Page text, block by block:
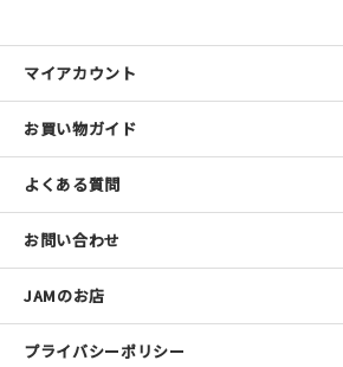
紙
はんこ
雑貨
本
文房具
JAMグッズ
マイアカウント
お買い物ガイド
よくある質問
お問い合わせ
JAMのお店
プライバシーポリシー